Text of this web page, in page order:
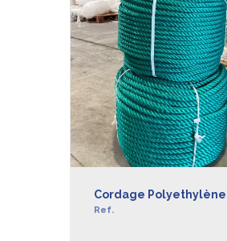
Cordage Polyethylène
Ref.